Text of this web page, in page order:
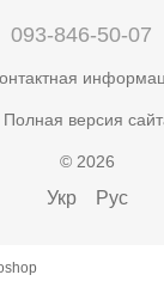
093-846-50-07
Полная версия
© 2026
Укр Рус